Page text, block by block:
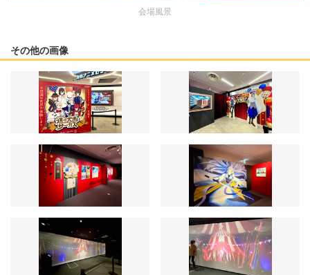
会場風景
その他の画像